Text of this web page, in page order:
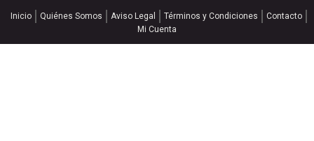
Inicio Quiénes Somos Aviso Legal Términos y Condiciones
Contacto
Mi Cuenta